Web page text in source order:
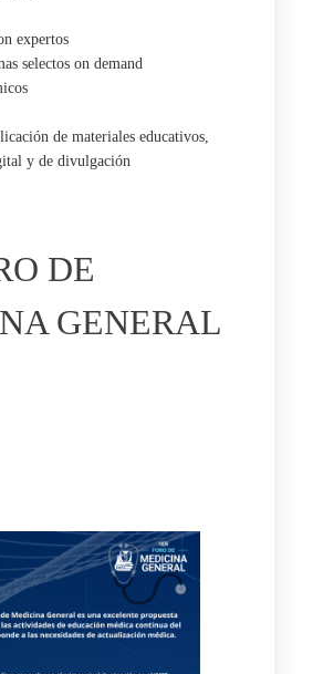
expertos
selectos on demand
de materiales educativos,
y de divulgación
DE
GENERAL